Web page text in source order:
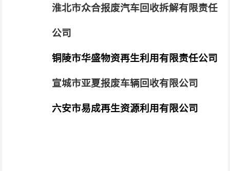
淮北市众合报废汽车回收拆解有限责任
公司
铜陵市华盛物资再生利用有限责任公司
宣城市亚夏报废车辆回收有限公司
六安市易成再生资源利用有限公司